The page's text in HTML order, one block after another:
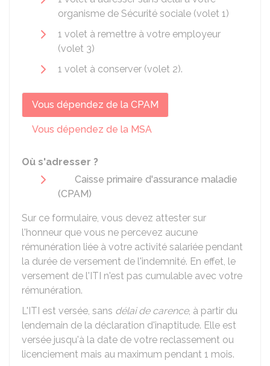
organisme de Sécurité sociale (volet 1)
1 volet à remettre à votre employeur
(volet 3)
1 volet à conserver (volet 2).
Vous dépendez de la CPAM
Vous dépendez de la MSA
Où s'adresser ?
Caisse primaire d'assurance maladie
(CPAM)
Sur ce formulaire, vous devez attester sur
l'honneur que vous ne percevez aucune
rémunération liée à votre activité salariée pendant
la durée de versement de l'indemnité. En effet, le
versement de l'ITI n'est pas cumulable avec votre
rémunération.
L'ITI est versée, sans délai de carence, à partir du
lendemain de la déclaration d'inaptitude. Elle est
versée jusqu'à la date de votre reclassement ou
licenciement mais au maximum pendant 1 mois.